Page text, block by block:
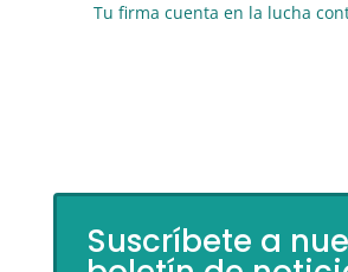
Tu firma cuenta en la lucha
Suscríbete a